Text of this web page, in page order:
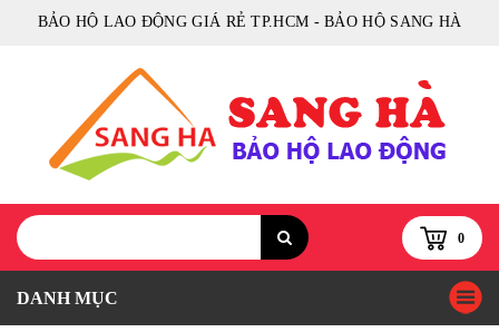
BẢO HỘ LAO ĐỘNG GIÁ RẺ TP.HCM - BẢO HỘ SANG HÀ
0
DANH MỤC